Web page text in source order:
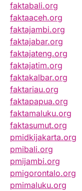
faktabali.org
faktaaceh.org
faktajambi.org
faktajabar.org
faktajateng.org
faktajatim.org
faktakalbar.org
faktariau.org
faktapapua.org
faktamaluku.org
faktasumut.org
pmidkijakarta.org
pmibali.org
pmijambi.org
pmigorontalo.org
pmimaluku.org